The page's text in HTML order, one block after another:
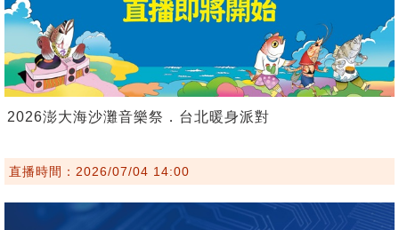
2026澎大海沙灘音樂祭．台北暖身派對
直播時間：2026/07/04 14:00